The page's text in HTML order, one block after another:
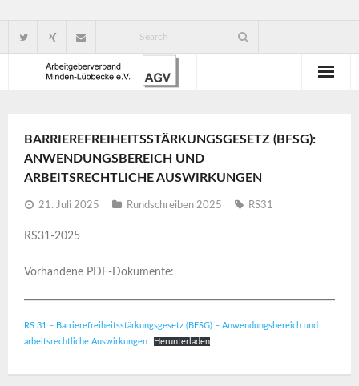
Verbandsorganisation
Ansprechpartner
BARRIEREFREIHEITSSTÄRKUNGSGESETZ (BFSG):
ANWENDUNGSBEREICH UND
ARBEITSRECHTLICHE AUSWIRKUNGEN
21. Juli 2025 Rundschreiben 2025 RS31
RS31-2025
Vorhandene PDF-Dokumente:
RS 31 – Barrierefreiheitsstärkungsgesetz (BFSG) – Anwendungsbereich und
arbeitsrechtliche Auswirkungen
Herunterladen